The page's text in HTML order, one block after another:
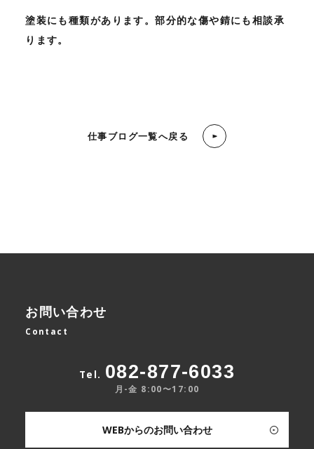
塗装にも種類があります。部分的な傷や錆にも相談承
ります。
仕事ブログ一覧へ戻る
お問い合わせ
Contact
Tel. 082-877-6033
月-金 8:00〜17:00
WEBからのお問い合わせ